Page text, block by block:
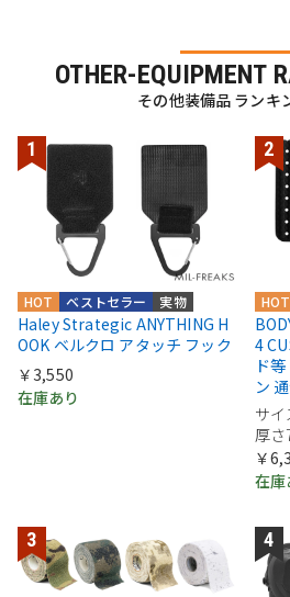
OTHER-EQUIPMENT
その他装備品 ランキ
実物
ベストセラー
HOT
Haley Strategic ANYTHING H
OOK ベルクロ アタッチ フック
￥3,550
在庫あり
HOT
4
ド
ン
サイ
厚
￥
在庫